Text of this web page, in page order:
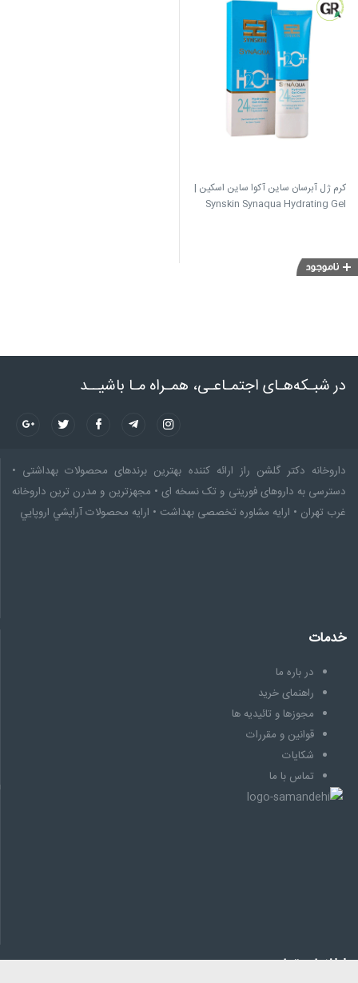
کرم ژل آبرسان ساین آکوا ساین اسکین |
Synskin Synaqua Hydrating Gel
در شبـکه‌هـای اجتمـاعـی، همـراه مـا باشیــد
داروخانه دکتر گلشن راز ارائه کننده بهترین برندهای محصولات بهداشتی •
دسترسی به داروهای فوریتی و تک نسخه ای • مجهزترین و مدرن ترین داروخانه
غرب تهران • ارایه مشاوره تخصصى بهداشت • ارایه محصولات آرايشي اروپايي
خدمات
در باره ما
راهنمای خرید
مجوزها و تائیدیه ها
قوانین و مقررات
شکایات
تماس با ما
اطلاعات تماس